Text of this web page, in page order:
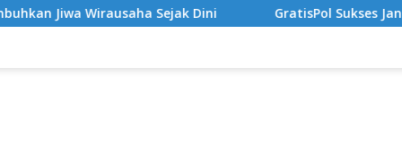
Sejak Dini GratisPol Sukses Jangkau Puluhan Ribu